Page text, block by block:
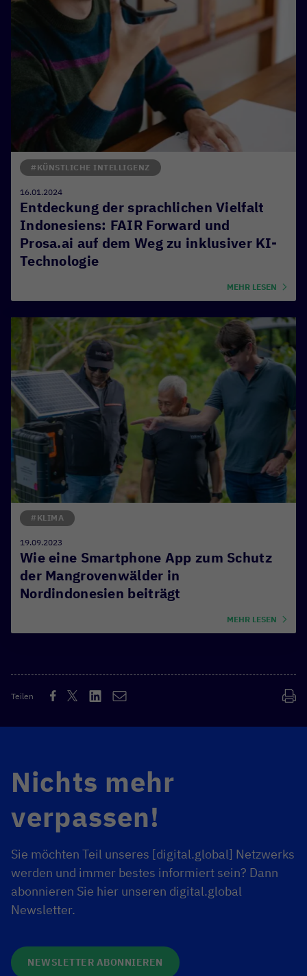
Entdeckung der sprachlichen Vielfalt
Indonesiens: FAIR Forward und
Prosa.ai auf dem Weg zu inklusiver KI-
Technologie
#KÜNSTLICHE INTELLIGENZ
16.01.2024
MEHR LESEN
Wie eine Smartphone App zum Schutz
der Mangrovenwälder in
Nordindonesien beiträgt
#KLIMA
19.09.2023
MEHR LESEN
Teilen
Nichts mehr
verpassen!
Sie möchten Teil unseres [digital.global] Netzwerks
werden und immer bestes informiert sein? Dann
abonnieren Sie hier unseren digital.global
Newsletter.
NEWSLETTER ABONNIEREN